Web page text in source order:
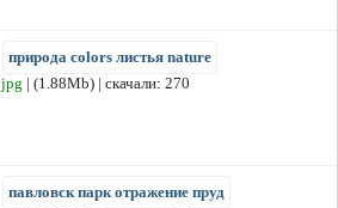
природа colors листья nature
jpg | (1.88Mb) | скачали: 270
павловск парк отражение пруд